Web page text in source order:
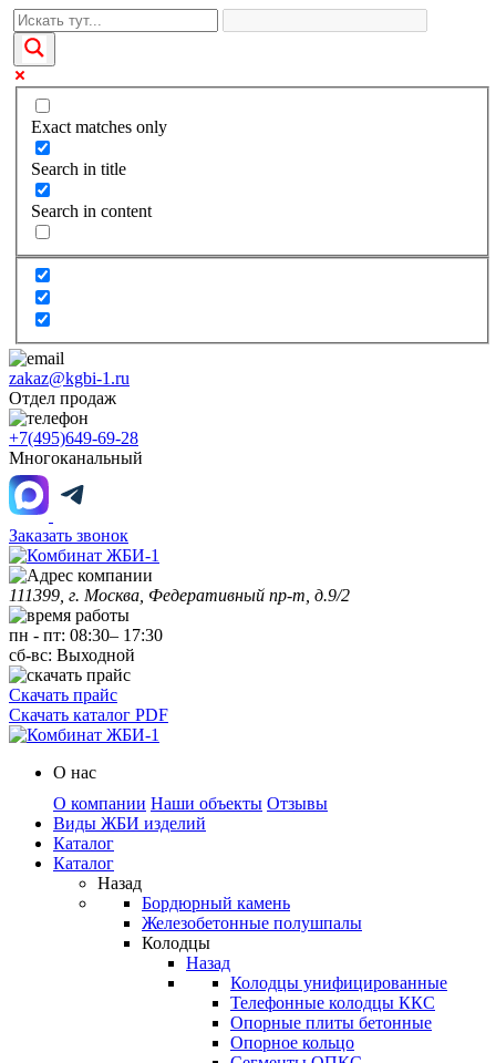
Exact matches only
Search in title
Search in content
zakaz@kgbi-1.ru
Отдел продаж
+7(495)649-69-28
Многоканальный
Заказать звонок
111399, г. Москва, Федеративный пр-т, д.9/2
пн - пт: 08:30– 17:30
сб-вс: Выходной
Скачать прайс
Скачать каталог PDF
О нас
О компании Наши объекты Отзывы
Виды ЖБИ изделий
Каталог
Каталог
Назад
Бордюрный камень
Железобетонные полушпалы
Колодцы
Назад
Колодцы унифицированные
Телефонные колодцы ККС
Опорные плиты бетонные
Опорное кольцо